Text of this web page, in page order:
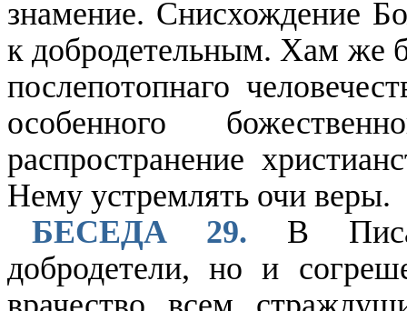
знамение. Снисхождение
к добродетельным. Хам же
послепотопнаго
особенного
распространение
Нему устремлять очи веры.
БЕСЕДА 29. В
добродетели, но и